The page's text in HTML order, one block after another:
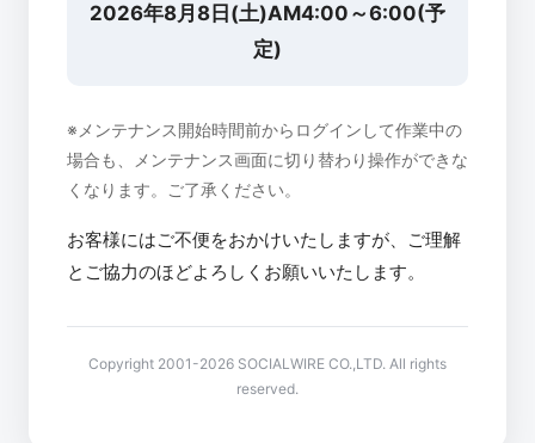
2026年8月8日(土)AM4:00～6:00(予
定)
※メンテナンス開始時間前からログインして作業中の
場合も、メンテナンス画面に切り替わり操作ができな
くなります。ご了承ください。
お客様にはご不便をおかけいたしますが、ご理解
とご協力のほどよろしくお願いいたします。
Copyright 2001-2026 SOCIALWIRE CO.,LTD. All rights
reserved.